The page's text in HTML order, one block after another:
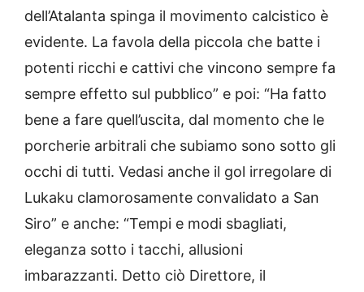
dell’Atalanta spinga il movimento calcistico è
evidente. La favola della piccola che batte i
potenti ricchi e cattivi che vincono sempre fa
sempre effetto sul pubblico” e poi: “Ha fatto
bene a fare quell’uscita, dal momento che le
porcherie arbitrali che subiamo sono sotto gli
occhi di tutti. Vedasi anche il gol irregolare di
Lukaku clamorosamente convalidato a San
Siro” e anche: “Tempi e modi sbagliati,
eleganza sotto i tacchi, allusioni
imbarazzanti. Detto ciò Direttore, il